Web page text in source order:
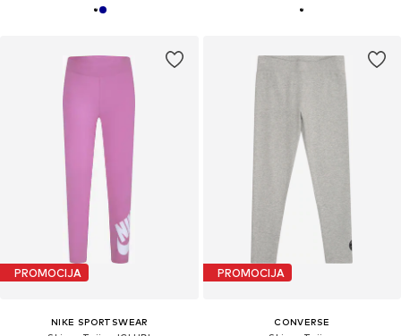
PROMOCIJA
NIKE SPORTSWEAR
PROMOCIJA
CONVERSE